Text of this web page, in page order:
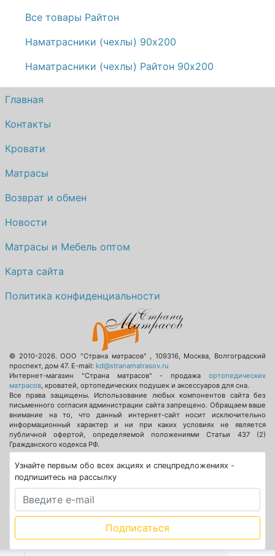
Все товары Райтон
Наматрасники (чехлы) 90х200
Наматрасники (чехлы) Райтон 90х200
Главная
Контакты
Кровати
Матрасы
Возврат и обмен
Новости
Матрасы и Мебель оптом
Карта сайта
Политика конфиденциальности
© 2010-2026.ООО "Страна матрасов" 109316, Москва
Волгоградский
проспект, дом 47. E-mail: kd@stranamatrasov.ru
Интернет-магазин "Страна матрасов" - продажа ортопедических
матрасов , кроватей, ортопедических подушек и аксессуаров для сна.
Все права защищены. Использование любых компонентов сайта без
письменного согласия администрации сайта запрещено. Обращаем ваше
внимание на то, что данный интернет-сайт носит исключительно
информационный характер и ни при каких условиях не является
публичной офертой, определяемой положениями Статьи 437 (2)
Гражданского кодекса РФ.
Узнайте первым обо всех акциях и спецпредложениях -
подпишитесь на рассылку